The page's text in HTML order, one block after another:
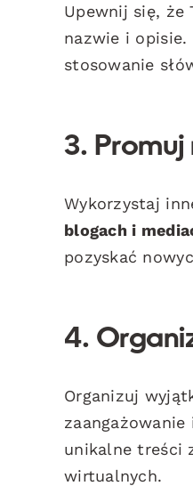
Upewnij się, że
nazwie i opisie.
stosowanie
3. Promuj
Wykorzystaj
blogach i
pozyskać
4.
Organizuj
unikalne treści
wirtualnych.